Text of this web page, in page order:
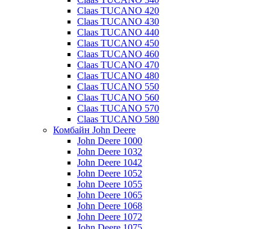
Claas TUCANO 420
Claas TUCANO 430
Claas TUCANO 440
Claas TUCANO 450
Claas TUCANO 460
Claas TUCANO 470
Claas TUCANO 480
Claas TUCANO 550
Claas TUCANO 560
Claas TUCANO 570
Claas TUCANO 580
Комбайн John Deere
John Deere 1000
John Deere 1032
John Deere 1042
John Deere 1052
John Deere 1055
John Deere 1065
John Deere 1068
John Deere 1072